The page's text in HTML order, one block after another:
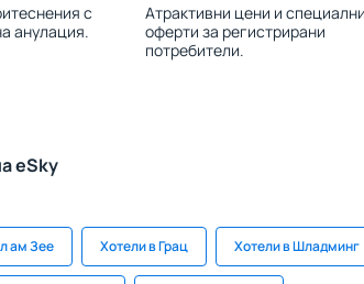
с
анулация.
Атрактивни цени и специални
оферти за регистрирани
потребители.
eSky
ам Зее Хотели в Грац Хотели в Шладминг